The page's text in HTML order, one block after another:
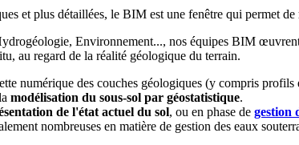
et plus détaillées, le BIM est une fenêtre qui permet de
Environnement..., nos équipes BIM
au regard de la réalité géologique du terrain.
numérique des couches géologiques (y compris
modélisation du sous-sol par géostatistique.
de l'état actuel du sol, ou en phase de gestion
nombreuses en matière de gestion des eaux